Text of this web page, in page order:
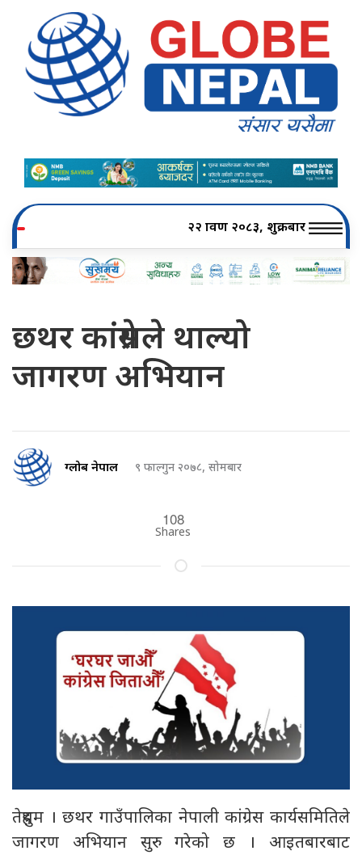
२२ श्रावण २०८३, शुक्रबार
छथर कांग्रेसले थाल्यो
जागरण अभियान
ग्लोब नेपाल ९ फाल्गुन २०७८, सोमबार
108
Shares
तेह्रथुम । छथर गाउँपालिका नेपाली कांग्रेस कार्यसमितिले
जागरण अभियान सुरु गरेको छ । आइतबारबाट